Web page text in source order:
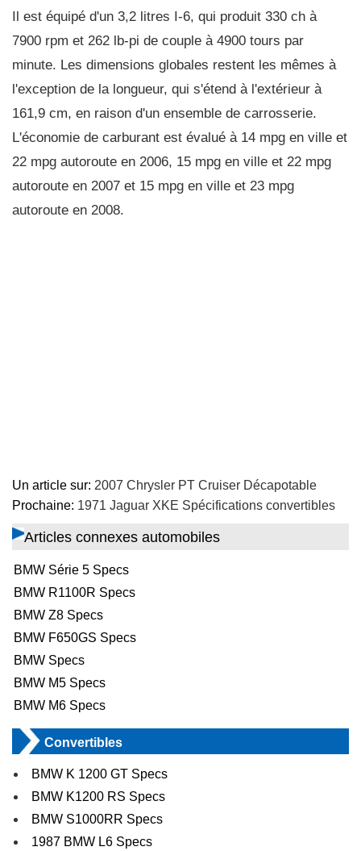
Il est équipé d'un 3,2 litres I-6, qui produit 330 ch à
7900 rpm et 262 lb-pi de couple à 4900 tours par
minute. Les dimensions globales restent les mêmes à
l'exception de la longueur, qui s'étend à l'extérieur à
161,9 cm, en raison d'un ensemble de carrosserie.
L'économie de carburant est évalué à 14 mpg en ville et
22 mpg autoroute en 2006, 15 mpg en ville et 22 mpg
autoroute en 2007 et 15 mpg en ville et 23 mpg
autoroute en 2008.
Un article sur: 2007 Chrysler PT Cruiser Décapotable
Prochaine: 1971 Jaguar XKE Spécifications convertibles
Articles connexes automobiles
BMW Série 5 Specs
BMW R1100R Specs
BMW Z8 Specs
BMW F650GS Specs
BMW Specs
BMW M5 Specs
BMW M6 Specs
Convertibles
BMW K 1200 GT Specs
BMW K1200 RS Specs
BMW S1000RR Specs
1987 BMW L6 Specs